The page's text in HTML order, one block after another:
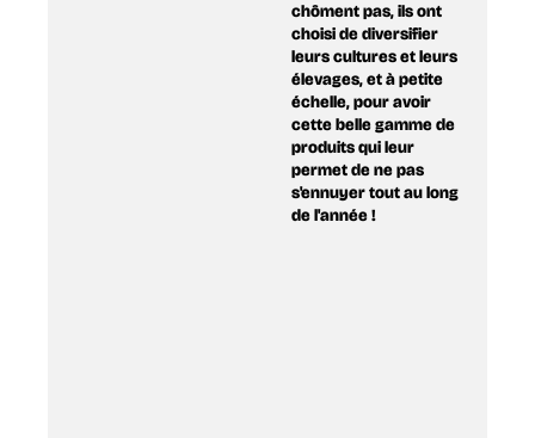
chôment pas, ils ont
choisi de diversifier
leurs cultures et leurs
élevages, et à petite
échelle, pour avoir
cette belle gamme de
produits qui leur
permet de ne pas
s'ennuyer tout au long
de l'année !